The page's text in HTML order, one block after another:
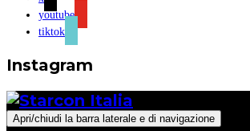
youtube
tiktok
Instagram
Apri/chiudi la barra laterale e di navigazione